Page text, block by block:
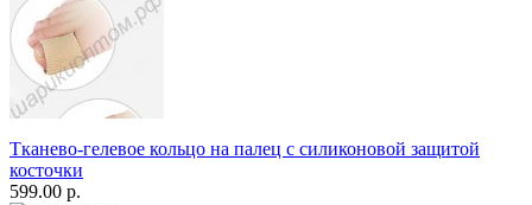
Тканево-гелевое кольцо на палец с силиконовой защитой
косточки
599.00 р.